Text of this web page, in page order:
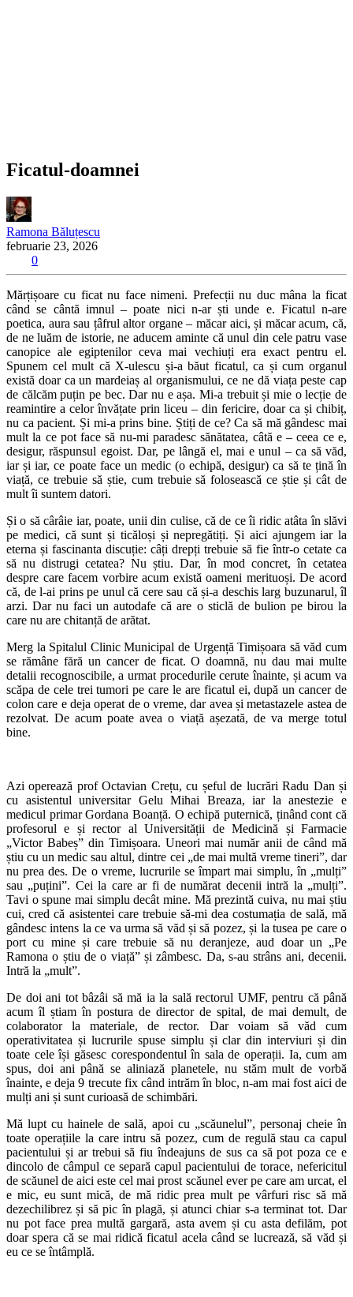
Ficatul-doamnei
Ramona Băluțescu
februarie 23, 2026
0
Mărțișoare cu ficat nu face nimeni. Prefecții nu duc mâna la ficat
când se cântă imnul – poate nici n-ar ști unde e. Ficatul n-are
poetica, aura sau țâfrul altor organe – măcar aici, și măcar acum, că,
de ne luăm de istorie, ne aducem aminte că unul din cele patru vase
canopice ale egiptenilor ceva mai vechiuți era exact pentru el.
Spunem cel mult că X-ulescu și-a băut ficatul, ca și cum organul
există doar ca un mardeiaș al organismului, ce ne dă viața peste cap
de călcăm puțin pe bec. Dar nu e așa. Mi-a trebuit și mie o lecție de
reamintire a celor învățate prin liceu – din fericire, doar ca și chibiț,
nu ca pacient. Și mi-a prins bine. Știți de ce? Ca să mă gândesc mai
mult la ce pot face să nu-mi paradesc sănătatea, câtă e – ceea ce e,
desigur, răspunsul egoist. Dar, pe lângă el, mai e unul – ca să văd,
iar și iar, ce poate face un medic (o echipă, desigur) ca să te țină în
viață, ce trebuie să știe, cum trebuie să folosească ce știe și cât de
mult îi suntem datori.
Și o să cârâie iar, poate, unii din culise, că de ce îi ridic atâta în slăvi
pe medici, că sunt și ticăloși și nepregătiți. Și aici ajungem iar la
eterna și fascinanta discuție: câți drepți trebuie să fie într-o cetate ca
să nu distrugi cetatea? Nu știu. Dar, în mod concret, în cetatea
despre care facem vorbire acum există oameni merituoși. De acord
că, de l-ai prins pe unul că cere sau că și-a deschis larg buzunarul, îl
arzi. Dar nu faci un autodafe că are o sticlă de bulion pe birou la
care nu are chitanță de arătat.
Merg la Spitalul Clinic Municipal de Urgență Timișoara să văd cum
se rămâne fără un cancer de ficat. O doamnă, nu dau mai multe
detalii recognoscibile, a urmat procedurile cerute înainte, și acum va
scăpa de cele trei tumori pe care le are ficatul ei, după un cancer de
colon care e deja operat de o vreme, dar avea și metastazele astea de
rezolvat. De acum poate avea o viață așezată, de va merge totul
bine.
Azi operează prof Octavian Crețu, cu șeful de lucrări Radu Dan și
cu asistentul universitar Gelu Mihai Breaza, iar la anestezie e
medicul primar Gordana Boanță. O echipă puternică, ținând cont că
profesorul e și rector al Universității de Medicină și Farmacie
„Victor Babeș” din Timișoara. Uneori mai număr anii de când mă
știu cu un medic sau altul, dintre cei „de mai multă vreme tineri”, dar
nu prea des. De o vreme, lucrurile se împart mai simplu, în „mulți”
sau „puțini”. Cei la care ar fi de numărat decenii intră la „mulți”.
Tavi o spune mai simplu decât mine. Mă prezintă cuiva, nu mai știu
cui, cred că asistentei care trebuie să-mi dea costumația de sală, mă
gândesc intens la ce va urma să văd și să pozez, și la tusea pe care o
port cu mine și care trebuie să nu deranjeze, aud doar un „Pe
Ramona o știu de o viață” și zâmbesc. Da, s-au strâns ani, decenii.
Intră la „mult”.
De doi ani tot bâzâi să mă ia la sală rectorul UMF, pentru că până
acum îl știam în postura de director de spital, de mai demult, de
colaborator la materiale, de rector. Dar voiam să văd cum
operativitatea și lucrurile spuse simplu și clar din interviuri și din
toate cele își găsesc corespondentul în sala de operații. Ia, cum am
spus, doi ani până se aliniază planetele, nu stăm mult de vorbă
înainte, e deja 9 trecute fix când intrăm în bloc, n-am mai fost aici de
mulți ani și sunt curioasă de schimbări.
Mă lupt cu hainele de sală, apoi cu „scăunelul”, personaj cheie în
toate operațiile la care intru să pozez, cum de regulă stau ca capul
pacientului și ar trebui să fiu îndeajuns de sus ca să pot poza ce e
dincolo de câmpul ce separă capul pacientului de torace, nefericitul
de scăunel de aici este cel mai prost scăunel ever pe care am urcat, el
e mic, eu sunt mică, de mă ridic prea mult pe vârfuri risc să mă
dezechilibrez și să pic în plagă, și atunci chiar s-a terminat tot. Dar
nu pot face prea multă gargară, asta avem și cu asta defilăm, pot
doar spera că se mai ridică ficatul acela când se lucrează, să văd și
eu ce se întâmplă.